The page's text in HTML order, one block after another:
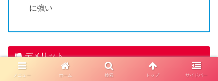
に強い
デメリット
一部のディンプルキーは店舗で合鍵作成できない
メニュー ホーム 検索 トップ サイドバー